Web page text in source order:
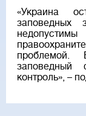
«Украина
заповедных
проблемой.
контроль», –